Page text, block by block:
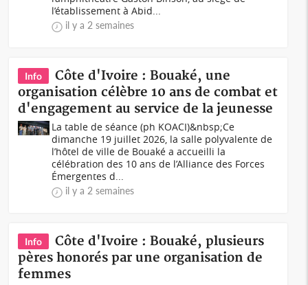
l’établissement à Abid...
il y a 2 semaines
Info
Côte d'Ivoire : Bouaké, une
organisation célèbre 10 ans de combat et
d'engagement au service de la jeunesse
La table de séance (ph KOACI)&nbsp;Ce
dimanche 19 juillet 2026, la salle polyvalente de
l’hôtel de ville de Bouaké a accueilli la
célébration des 10 ans de l’Alliance des Forces
Émergentes d...
il y a 2 semaines
Info
Côte d'Ivoire : Bouaké, plusieurs
pères honorés par une organisation de
femmes